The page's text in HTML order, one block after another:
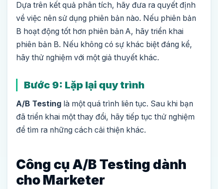
Dựa trên kết quả phân tích, hãy đưa ra quyết định
về việc nên sử dụng phiên bản nào. Nếu phiên bản
B hoạt động tốt hơn phiên bản A, hãy triển khai
phiên bản B. Nếu không có sự khác biệt đáng kể,
hãy thử nghiệm với một giả thuyết khác.
Bước 9: Lặp lại quy trình
A/B Testing là một quá trình liên tục. Sau khi bạn
đã triển khai một thay đổi, hãy tiếp tục thử nghiệm
để tìm ra những cách cải thiện khác.
Công cụ A/B Testing dành
cho Marketer